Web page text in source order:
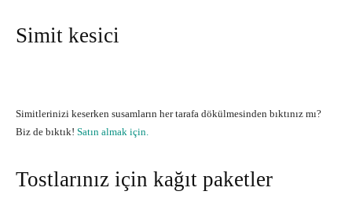
Simit kesici
Simitlerinizi keserken susamların her tarafa dökülmesinden bıktınız mı?
Biz de bıktık! Satın almak için.
Tostlarınız için kağıt paketler